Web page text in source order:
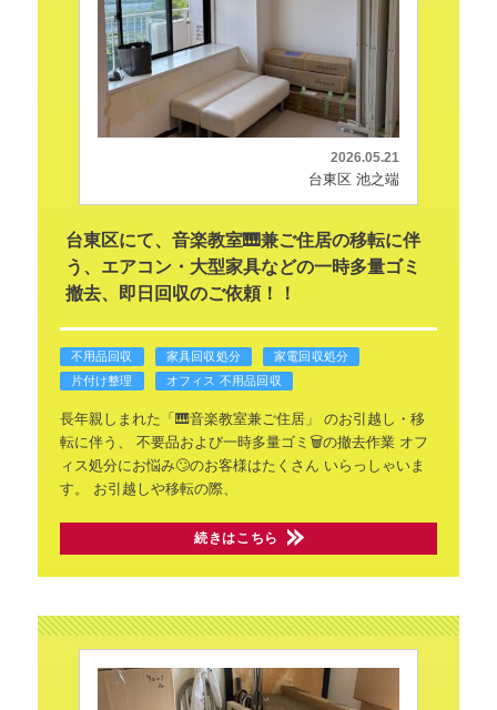
2026.05.21
台東区 池之端
台東区にて、音楽教室🎹兼ご住居の移転に伴
う、エアコン・大型家具などの一時多量ゴミ
撤去、即日回収のご依頼！！
不用品回収 家具回収処分
家電回収処分
片付け整理
オフィス 不用品回収
長年親しまれた「🎹音楽教室兼ご住居」
のお引越し・移
転に伴う、
不要品および一時多量ゴミ🗑️の撤去作業 オフ
ィス処分にお悩み🙄のお客様はたくさん いらっしゃいま
す。
お引越しや移転の際、
続きはこちら